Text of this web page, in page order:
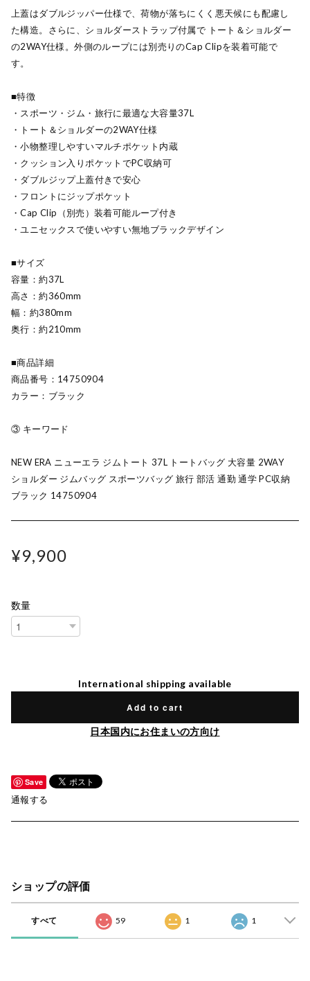
上蓋はダブルジッパー仕様で、荷物が落ちにくく悪天候にも配慮し
た構造。さらに、ショルダーストラップ付属で トート＆ショルダー
の2WAY仕様。外側のループには別売りのCap Clipを装着可能で
す。
■特徴
・スポーツ・ジム・旅行に最適な大容量37L
・トート＆ショルダーの2WAY仕様
・小物整理しやすいマルチポケット内蔵
・クッション入りポケットでPC収納可
・ダブルジップ上蓋付きで安心
・フロントにジップポケット
・Cap Clip（別売）装着可能ループ付き
・ユニセックスで使いやすい無地ブラックデザイン
■サイズ
容量：約37L
高さ：約360mm
幅：約380mm
奥行：約210mm
■商品詳細
商品番号：14750904
カラー：ブラック
③ キーワード
NEW ERA ニューエラ ジムトート 37L トートバッグ 大容量 2WAY
ショルダー ジムバッグ スポーツバッグ 旅行 部活 通勤 通学 PC収納
ブラック 14750904
¥9,900
数量
International shipping available
Add to cart
日本国内にお住まいの方向け
Save
通報する
ショップの評価
すべて 59 1 1